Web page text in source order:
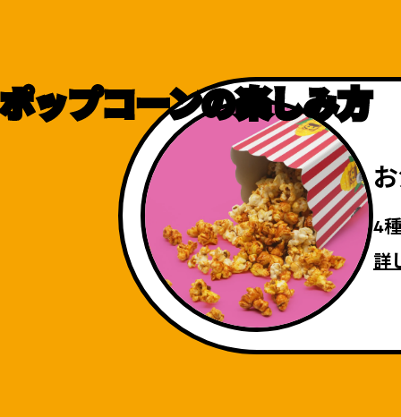
ポップコーンの楽しみ方
4
詳